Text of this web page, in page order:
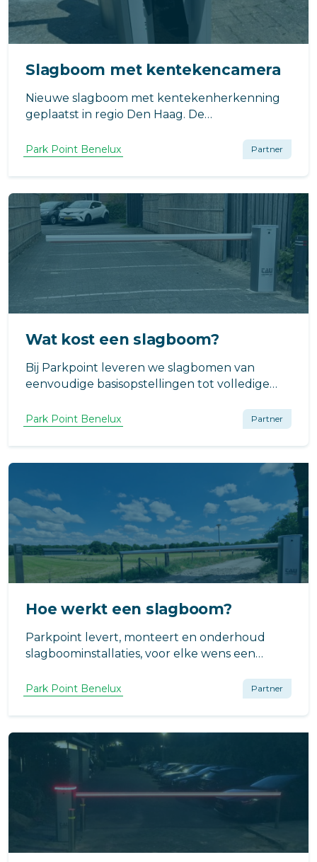
Slagboom met kentekencamera
Nieuwe slagboom met kentekenherkenning
geplaatst in regio Den Haag. De
verlichting en aanrijdbeveiliging.
Park Point Benelux Partner
Wat kost een slagboom?
Bij Parkpoint leveren we slagbomen van
eenvoudige basisopstellingen tot volledige
Parkpoint levert, installeert en onderhoud
Park Point Benelux Partner
Hoe werkt een slagboom?
Parkpoint levert, monteert en onderhoud
slagboominstallaties, voor elke wens een
Park Point Benelux Partner